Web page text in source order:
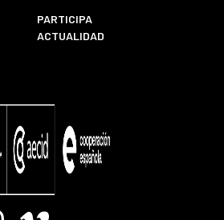
PARTICIPA
ACTUALIDAD